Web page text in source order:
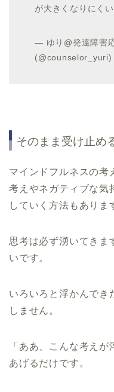
が大きくなりにく
— ゆり@発達障害
(@counselor_yuri)
そのまま受け止め
マインドフルネスの考
考えやネガティブな気
していく方法もありま
思考は必ず湧いてきま
いです。
いろいろと浮かんでき
しません。
「ああ、こんな考え
あげるだけです。